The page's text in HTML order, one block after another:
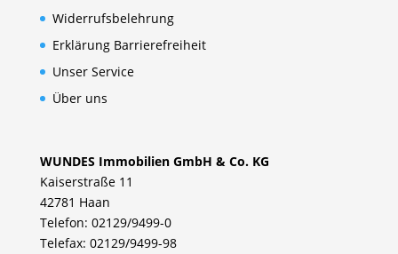
Widerrufsbelehrung
Erklärung Barrierefreiheit
Unser Service
Über uns
WUNDES Immobilien GmbH & Co. KG
Kaiserstraße 11
42781 Haan
Telefon: 02129/9499-0
Telefax: 02129/9499-98